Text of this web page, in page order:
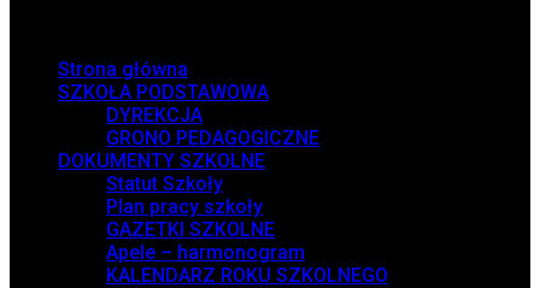
Strona główna
SZKOŁA PODSTAWOWA
DYREKCJA
GRONO PEDAGOGICZNE
DOKUMENTY SZKOLNE
Statut Szkoły
Plan pracy szkoły
GAZETKI SZKOLNE
Apele – harmonogram
KALENDARZ ROKU SZKOLNEGO